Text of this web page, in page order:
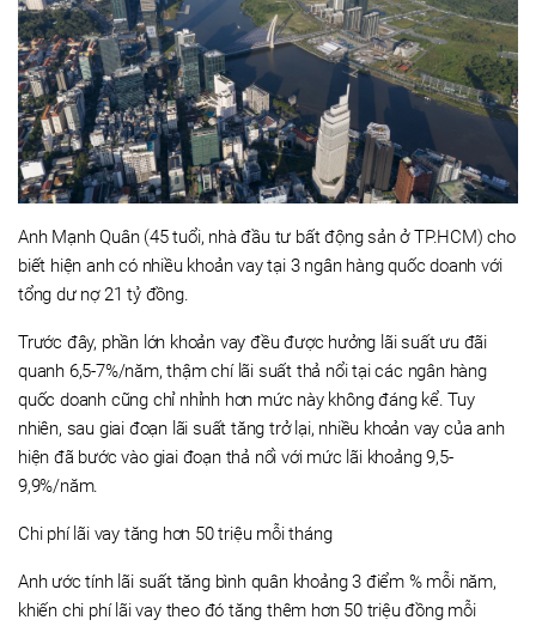
Anh Mạnh Quân (45 tuổi, nhà đầu tư bất động sản ở TP.HCM) cho
biết hiện anh có nhiều khoản vay tại 3 ngân hàng quốc doanh với
tổng dư nợ 21 tỷ đồng.
Trước đây, phần lớn khoản vay đều được hưởng lãi suất ưu đãi
quanh 6,5-7%/năm, thậm chí lãi suất thả nổi tại các ngân hàng
quốc doanh cũng chỉ nhỉnh hơn mức này không đáng kể. Tuy
nhiên, sau giai đoạn lãi suất tăng trở lại, nhiều khoản vay của anh
hiện đã bước vào giai đoạn thả nổi với mức lãi khoảng 9,5-
9,9%/năm.
Chi phí lãi vay tăng hơn 50 triệu mỗi tháng
Anh ước tính lãi suất tăng bình quân khoảng 3 điểm % mỗi năm,
khiến chi phí lãi vay theo đó tăng thêm hơn 50 triệu đồng mỗi